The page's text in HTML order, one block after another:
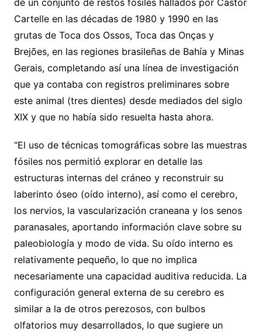
de un conjunto de restos fósiles hallados por Castor
Cartelle en las décadas de 1980 y 1990 en las
grutas de Toca dos Ossos, Toca das Onças y
Brejões, en las regiones brasileñas de Bahía y Minas
Gerais, completando así una línea de investigación
que ya contaba con registros preliminares sobre
este animal (tres dientes) desde mediados del siglo
XIX y que no había sido resuelta hasta ahora.
“El uso de técnicas tomográficas sobre las muestras
fósiles nos permitió explorar en detalle las
estructuras internas del cráneo y reconstruir su
laberinto óseo (oído interno), así como el cerebro,
los nervios, la vascularización craneana y los senos
paranasales, aportando información clave sobre su
paleobiología y modo de vida. Su oído interno es
relativamente pequeño, lo que no implica
necesariamente una capacidad auditiva reducida. La
configuración general externa de su cerebro es
similar a la de otros perezosos, con bulbos
olfatorios muy desarrollados, lo que sugiere un